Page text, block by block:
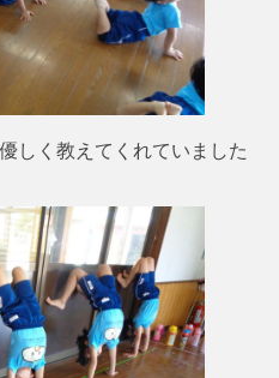
しく教えてくれていました